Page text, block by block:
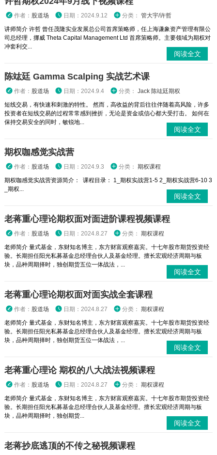
作者： 股道场 日期：2024.9.12 分类： 管大宇/许哲
讲师简介 许哲 曾任茂隆实业发展总公司首席策略师，任上海谦象资产管理有限公
司总经理，挪威 Theta Capital Management Ltd 首席策略师。主要领域为期权对
冲套利交...
阅读全文
陈竑廷 Gamma Scalping 实战艺术课
作者： 股道场 日期：2024.9.4 分类： Jack 陈竑廷期权
短线交易，有快速和刺激的特性。 然而，高收益的背后往往伴随着高风险，许多
投资者在短线交易的过程常常感到挫折，无论是资金或信心都大受打击。 如何在
保持交易安全的同时，敏锐地...
阅读全文
期权咖感觉实战营
作者： 股道场 日期：2024.9.3 分类： 期权课程
期权咖感觉实战营资源简介： 课程目录： 1_期权实战营1-5 2_期权实战营6-10 3
_期权...
阅读全文
老蒋重心理论期权面对面进阶课程视频课程
作者： 股道场 日期：2024.8.27 分类： 期权课程
老师简介 量式基金，东财知名博主，东方财富观察嘉宾。十七年股市期货投资经
验。长期担任阳光私募基金总经理合伙人及基金经理。擅长宏观经济周期与板
块，品种周期择时，独创期货五位一体战法，...
阅读全文
老蒋重心理论期权面对面实战全套课程
作者： 股道场 日期：2024.8.27 分类： 期权课程
老师简介 量式基金，东财知名博主，东方财富观察嘉宾。十七年股市期货投资经
验。长期担任阳光私募基金总经理合伙人及基金经理。擅长宏观经济周期与板
块，品种周期择时，独创期货五位一体战法，...
阅读全文
老蒋重心理论 期权的八大战法视频课程
作者： 股道场 日期：2024.8.27 分类： 期权课程
老师简介 量式基金，东财知名博主，东方财富观察嘉宾。十七年股市期货投资经
验。长期担任阳光私募基金总经理合伙人及基金经理。擅长宏观经济周期与板
块，品种周期择时，独创期货...
阅读全文
老蒋抄底逃顶的不传之秘视频课程